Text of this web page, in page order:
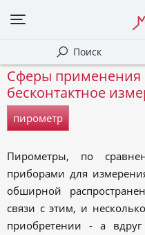
Поиск
Сферы применения
бесконтактное
пирометр
Пирометры, по
приборами для
обширной
связи с этим, и
приобретении - а вдруг